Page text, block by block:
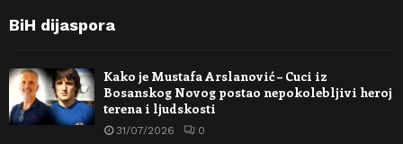
BiH dijaspora
Kako je Mustafa Arslanović – Cuci iz
Bosanskog Novog postao nepokolebljivi heroj
terena i ljudskosti
31/07/2026 0